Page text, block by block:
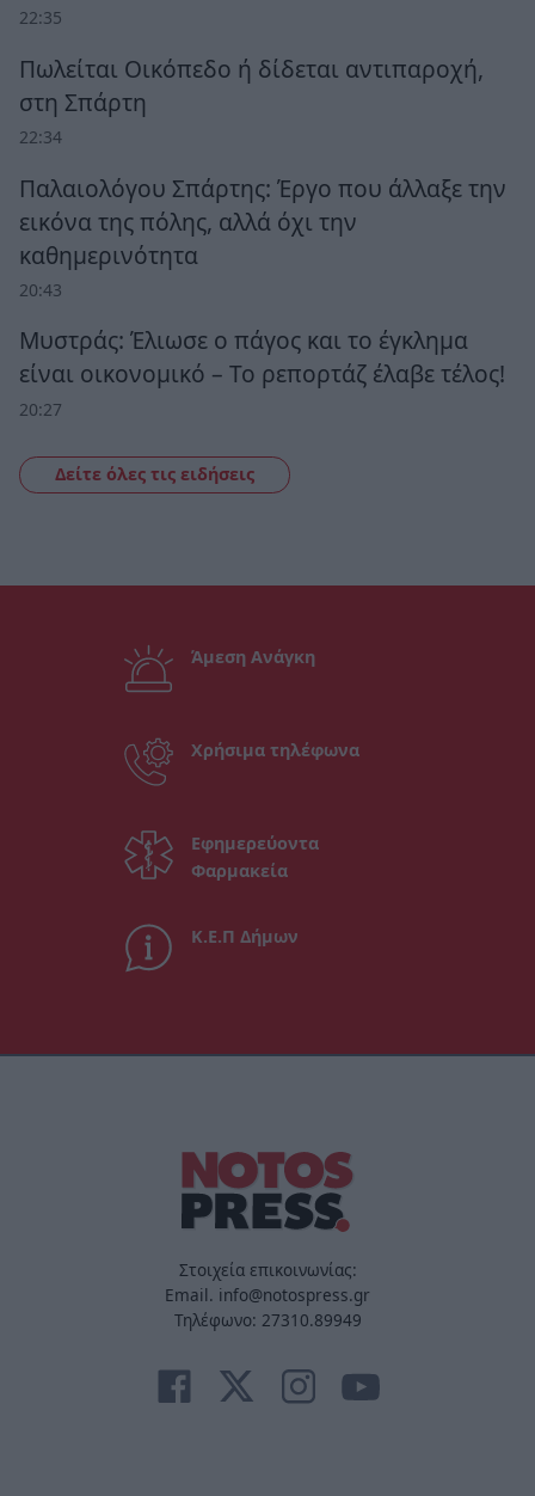
22:35
Πωλείται Οικόπεδο ή δίδεται αντιπαροχή,
στη Σπάρτη
22:34
Παλαιολόγου Σπάρτης: Έργο που άλλαξε την
εικόνα της πόλης, αλλά όχι την
καθημερινότητα
20:43
Μυστράς: Έλιωσε ο πάγος και το έγκλημα
είναι οικονομικό – Το ρεπορτάζ έλαβε τέλος!
20:27
Δείτε όλες τις ειδήσεις
Άμεση Ανάγκη
Χρήσιμα τηλέφωνα
Εφημερεύοντα
Φαρμακεία
Κ.Ε.Π Δήμων
Στοιχεία επικοινωνίας:
Email. info@notospress.gr
Τηλέφωνο: 27310.89949